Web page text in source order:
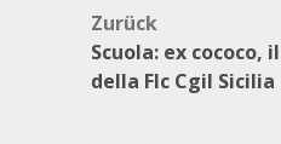
Zurück
Scuola: ex cococo,
della Flc Cgil Sicilia